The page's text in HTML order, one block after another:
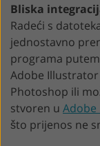
Bliska
Radeći s
jednostavno
programa
Adobe
Photoshop ili
stvoren u Adobe
što prijenos ne